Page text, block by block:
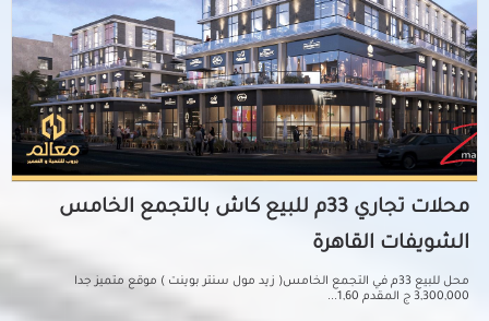
محلات تجاري 33م للبيع كاش بالتجمع الخامس
الشويفات القاهرة
محل للبيع 33م في التجمع الخامس( زيد مول سنتر بوينت ) موقع متميز جدا
3,300,000 ج المقدم 1,60...